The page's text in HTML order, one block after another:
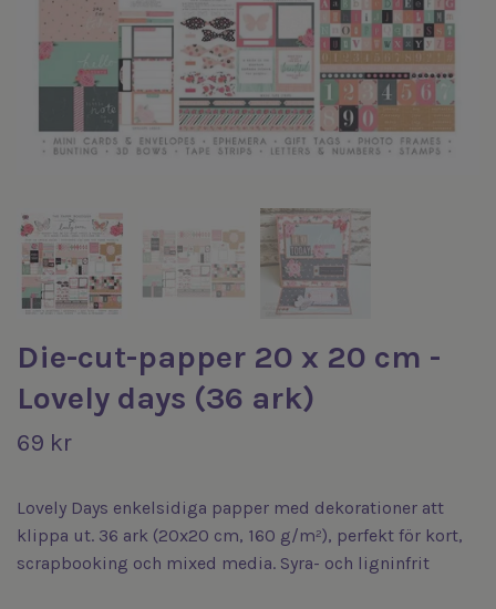
Die-cut-papper 20 x 20 cm -
Lovely days (36 ark)
69 kr
Lovely Days enkelsidiga papper med dekorationer att
klippa ut. 36 ark (20x20 cm, 160 g/m²), perfekt för kort,
scrapbooking och mixed media. Syra- och ligninfrit